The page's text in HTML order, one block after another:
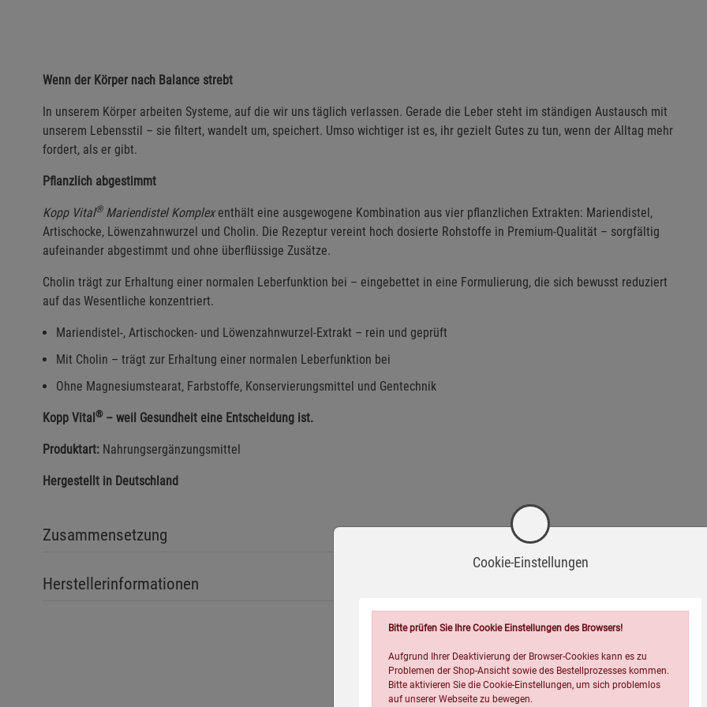
Wenn der Körper nach Balance strebt
In unserem Körper arbeiten Systeme, auf die wir uns täglich verlassen. Gerade die Leber steht im ständigen Austausch mit
unserem Lebensstil – sie filtert, wandelt um, speichert. Umso wichtiger ist es, ihr gezielt Gutes zu tun, wenn der Alltag mehr
fordert, als er gibt.
Pflanzlich abgestimmt
Kopp Vital®Mariendistel Komplexenthält eine ausgewogene Kombination aus vier pflanzlichen Extrakten: Mariendistel,
Artischocke, Löwenzahnwurzel und Cholin. Die Rezeptur vereint hoch dosierte Rohstoffe in Premium-Qualität – sorgfältig
aufeinander abgestimmt und ohne überflüssige Zusätze.
Cholin trägt zur Erhaltung einer normalen Leberfunktion bei – eingebettet in eine Formulierung, die sich bewusst reduziert
auf das Wesentliche konzentriert.
Mariendistel-, Artischocken- und Löwenzahnwurzel-Extrakt – rein und geprüft
Mit Cholin – trägt zur Erhaltung einer normalen Leberfunktion bei
Ohne Magnesiumstearat, Farbstoffe, Konservierungsmittel und Gentechnik
Kopp Vital®– weil Gesundheit eine Entscheidung ist.
Produktart: Nahrungsergänzungsmittel
Hergestellt in Deutschland
Zusammensetzung
Herstellerinformationen
Cookie-Einstellungen
Bitte prüfen Sie Ihre Cookie Einstellungen des Browsers!
Aufgrund Ihrer Deaktivierung der Browser-Cookies kann es zu
Problemen der Shop-Ansicht sowie des Bestellprozesses kommen.
Bitte aktivieren Sie die Cookie-Einstellungen, um sich problemlos
auf unserer Webseite zu bewegen.